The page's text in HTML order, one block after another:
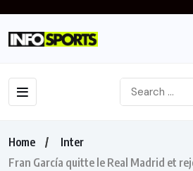
Home
Inter
Fran García quitte le Real Madrid et